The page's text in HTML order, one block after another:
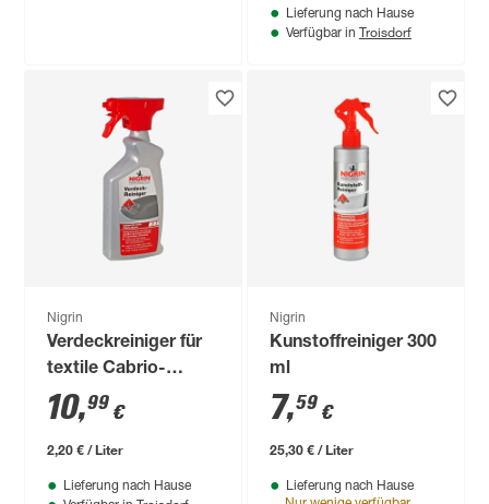
Lieferung nach Hause
Verfügbar in Troisdorf
Nigrin
Verdeckreiniger für
textile Cabrio-
Dächer 500 ml
10,99 €
2,20 € / Liter
Lieferung nach Hause
Nigrin
Kunstoffreiniger 300
ml
7,59 €
25,30 € / Liter
Lieferung nach Hause